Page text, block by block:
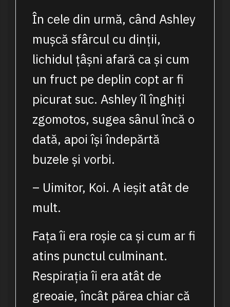
În cele din urmă, când Ashley
mușcă sfârcul cu dinții,
lichidul țâșni afară ca și cum
un fruct pe deplin copt ar fi
picurat suc. Ashley îl înghiți
zgomotos, sugea sânul încă o
dată, apoi își îndepărtă
buzele și vorbi.
– Uimitor, Koi. A ieșit atât de
mult.
Fața îi era roșie ca și cum ar fi
atins punctul culminant.
Respirația îi era atât de
greoaie, încât părea chiar că